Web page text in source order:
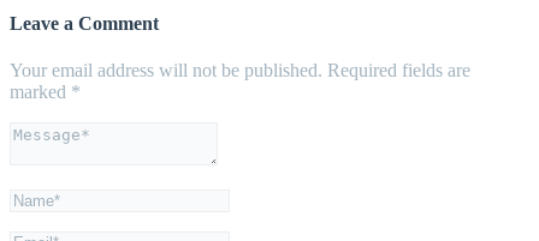
Leave a Comment
Your email address will not be published. Required fields are
marked *